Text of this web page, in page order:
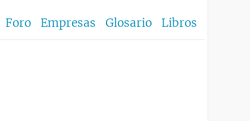
Foro Empresas Glosario Libros